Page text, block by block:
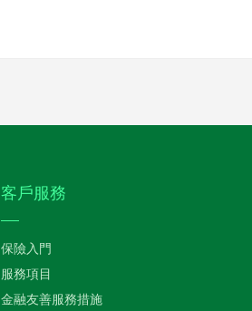
客戶服務
保險入門
服務項目
金融友善服務措施